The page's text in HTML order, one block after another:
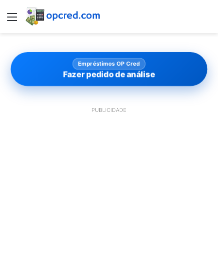
Menu
Empréstimos OP Cred
Fazer pedido de análise
PUBLICIDADE